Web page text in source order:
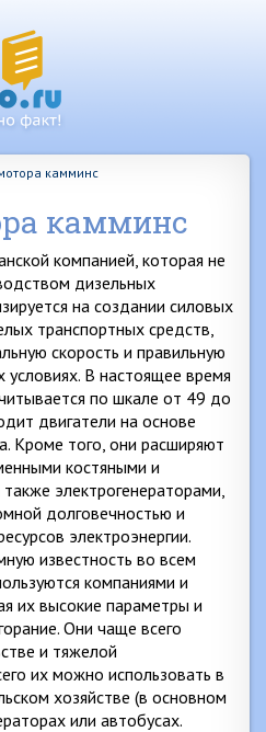
камминс
камминс
компанией, которая не
дизельных
на создании силовых
транспортных средств,
скорость и правильную
В настоящее время
по шкале от 49 до
двигатели на основе
Кроме того, они расширяют
костяными и
электрогенераторами,
долговечностью и
электроэнергии.
известность во всем
компаниями и
их высокие параметры и
Они чаще всего
и тяжелой
их можно использовать в
хозяйстве (в основном
или автобусах.